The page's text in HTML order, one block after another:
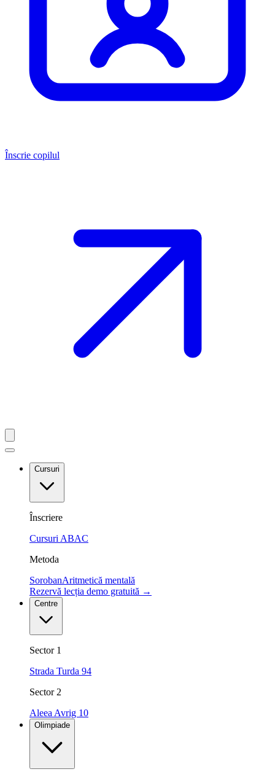
Înscrie copilul
Cursuri
Înscriere
Cursuri ABAC
Metoda
SorobanAritmetică mentală
Rezervă lecția demo gratuită →
Centre
Sector 1
Strada Turda 94
Sector 2
Aleea Avrig 10
Olimpiade